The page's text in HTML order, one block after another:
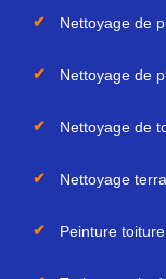
Nettoyage de
Nettoyage de
Nettoyage de
Nettoyage
Peinture